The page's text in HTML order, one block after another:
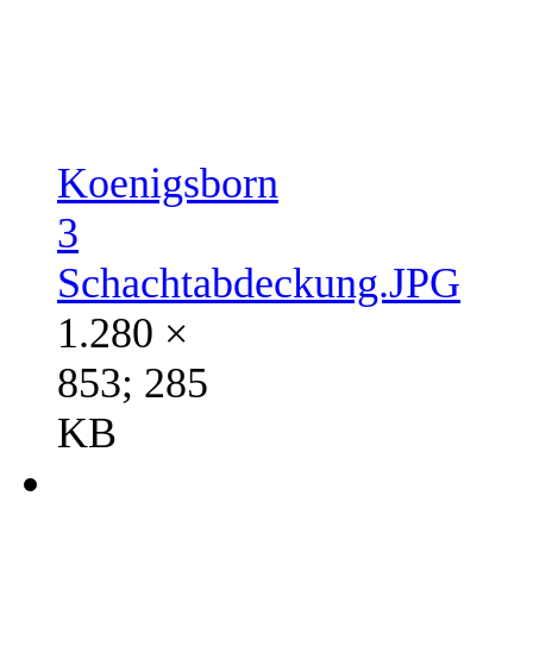
Koenigsborn
3
Schachtabdeckung.JPG
1.280 ×
853; 285
KB